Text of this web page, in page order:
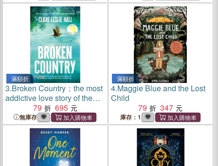
滿額折
3.Broken Country：the most
addictive love story of the
79 695
無庫存
滿額折
4.Maggie Blue and the Lost
Child
79
347
庫存：1